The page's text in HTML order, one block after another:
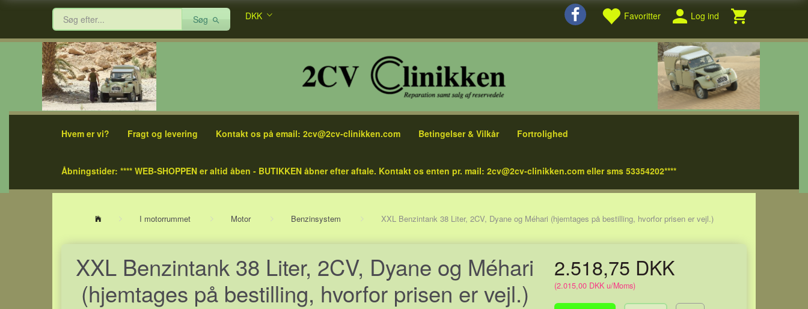
Favoritter Log ind
Søg DKK
Hvem er vi? Fragt og levering Kontakt os på email: 2cv@2cv-clinikken.com Betingelser & Vilkår Fortrolighed
Åbningstider: **** WEB-SHOPPEN er altid åben - BUTIKKEN åbner efter aftale. Kontakt os enten pr. mail: 2cv@2cv-clinikken.com eller sms 53354202****
I motorrummet Motor Benzinsystem XXL Benzintank 38 Liter, 2CV, Dyane og Méhari (hjemtages på bestilling, hvorfor prisen er vejl.)
XXL Benzintank 38 Liter, 2CV, Dyane og Méhari
(hjemtages på bestilling, hvorfor prisen er vejl.)
2.518,75 DKK
(2.015,00 DKK u/Moms)